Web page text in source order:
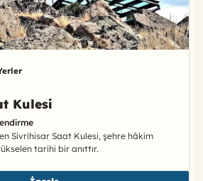
Kulesi
Sivrihisar Saat Kulesi, şehre hâkim
tarihi bir anıttır.